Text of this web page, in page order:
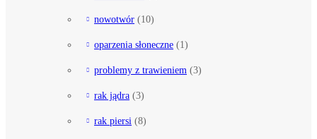
nowotwór (10)
oparzenia słoneczne (1)
problemy z trawieniem (3)
rak jądra (3)
rak piersi (8)